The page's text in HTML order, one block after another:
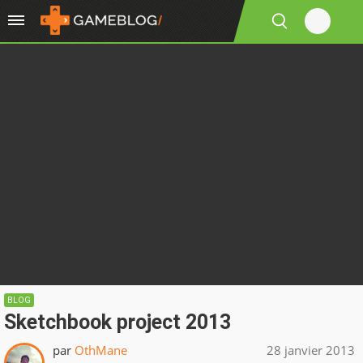
BLOG
Sketchbook project 2013
par OthMane 28 janvier 2013